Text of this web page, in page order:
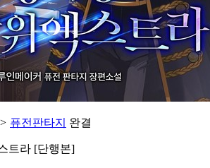
> 퓨전판타지 완결
트라 [단행본]